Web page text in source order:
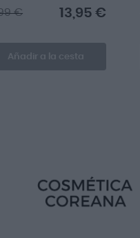
13,95 €
€
Añadir a la cesta